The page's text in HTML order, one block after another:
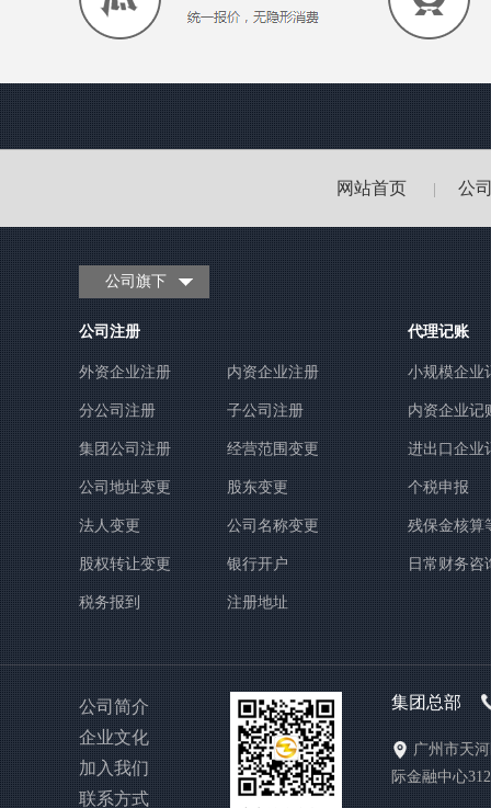
网站首页 公
公司旗下
公司注册
外资企业注册 内资企业注册
分公司注册 子公司注册
集团公司注册 经营范围变更
公司地址变更 股东变更
法人变更 公司名称变更
股权转让变更 银行开户
税务报到 注册地址
代理记账
小规模企业
内资企业记
进出口企业
个税申报
残保金核算
日常财务咨
公司简介
企业文化
加入我们
联系方式
集团总部
广州市天
际金融中心